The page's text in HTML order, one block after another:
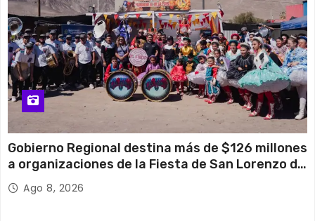
Gobierno Regional destina más de $126 millones
a organizaciones de la Fiesta de San Lorenzo de
Tarapacá
Ago 8, 2026